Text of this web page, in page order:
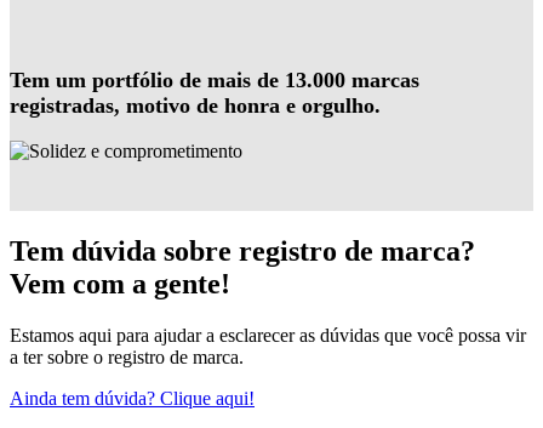
Tem um portfólio de mais de 13.000 marcas
registradas, motivo de honra e orgulho.
Tem dúvida sobre registro de marca?
Vem com a gente!
Estamos aqui para ajudar a esclarecer as dúvidas que você possa vir
a ter sobre o registro de marca.
Ainda tem dúvida? Clique aqui!